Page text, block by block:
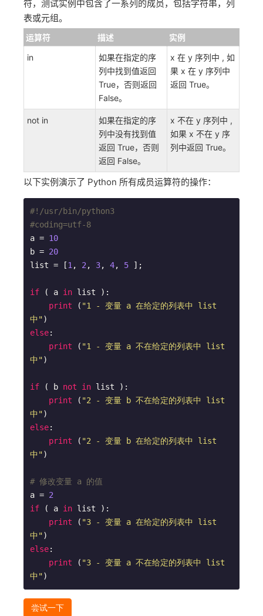
符，测试实例中包含了一系列的成员，包括字符串，列
表或元组。
运算符 描述
实例
in
如果在指定的序
列中找到值返回
True，否则返回
False。
x 在 y 序列中 , 如
果 x 在 y 序列中
返回 True。
not in
如果在指定的序
列中没有找到值
返回 True，否则
返回 False。
x 不在 y 序列中 ,
如果 x 不在 y 序
列中返回 True。
以下实例演示了 Python 所有成员运算符的操作：
#!/usr/bin/python3
#coding=utf-8
a = 10
b = 20
list = [1 , 2 , 3, 4, 5 ];
if ( a in list ):
print ( "1 - 变量 a 在给定的列表中 list
中"
else:
print ( "1 - 变量 a 不在给定的列表中 list
中")
if ( b not in list ):
print ( "2 - 变量 b 不在给定的列表中 list
中"
else:
print ( "2 - 变量 b 在给定的列表中 list
中")
# 修改变量 a 的值
a = 2
if ( a in list ):
print ( "3 - 变量 a 在给定的列表中 list
中"
else:
print ( "3 - 变量 a 不在给定的列表中 list
中")
尝试一下